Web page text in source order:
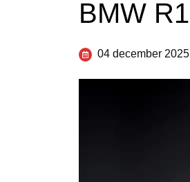
BMW
04 december 2025